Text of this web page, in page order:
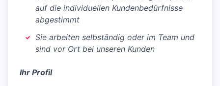
auf die individuellen Kundenbedürfnisse
abgestimmt
Sie arbeiten selbständig oder im Team und
sind vor Ort bei unseren Kunden
Ihr Profil